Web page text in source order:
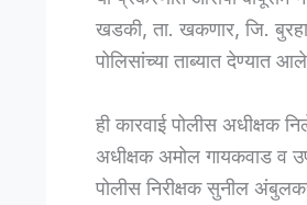
खडकी, ता. खकणार, जि.
पोलिसांच्या ताब्यात देण्यात
ही कारवाई पोलीस अधीक्षक
अधीक्षक अमोल गायकवाड व
पोलीस निरीक्षक सुनील